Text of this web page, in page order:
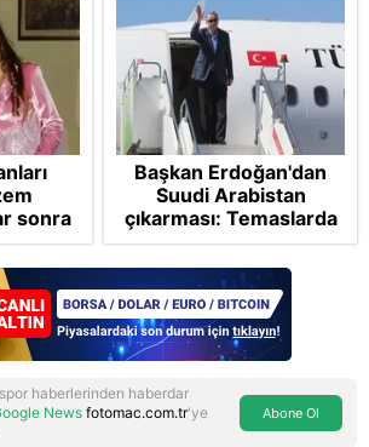
sonra
Başkan Erdoğan'dan
Suudi Arabistan
çıkarması: Temaslarda
bulunacak
haberlerinden haberdar
Newsfotomac.com.tr'ye
Abone Ol